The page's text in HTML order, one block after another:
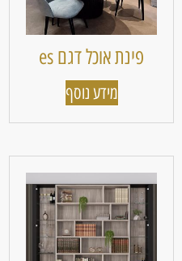
פינת אוכל דגם es
מידע נוסף